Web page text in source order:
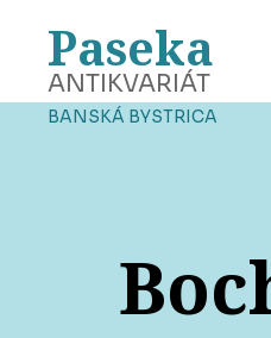
Paseka
ANTIKVARIÁT
BANSKÁ BYSTRICA